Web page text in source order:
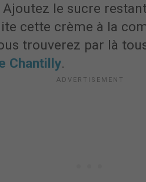
le sucre
cette crème à la
trouverez par là
Chantilly.